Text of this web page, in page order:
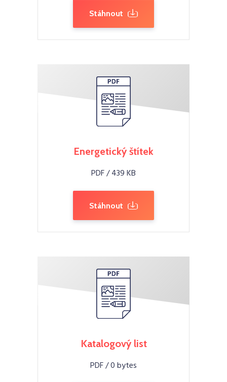
Stáhnout
Energetický štítek
PDF / 439 KB
Stáhnout
Katalogový list
PDF / 0 bytes